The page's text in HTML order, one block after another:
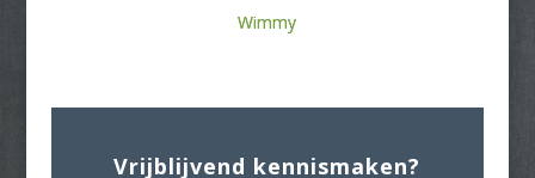
Wimmy
Vrijblijvend kennismaken?